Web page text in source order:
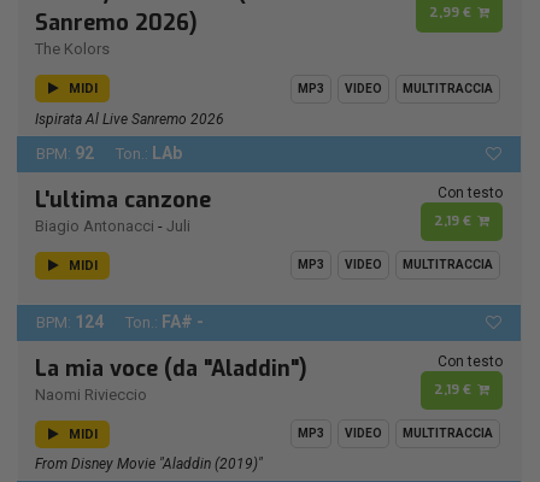
Sanremo 2026)
The Kolors
2,99 €
MIDI MP3 VIDEO MULTITRACCIA
Ispirata Al Live Sanremo 2026
BPM: 92 Ton.: LAb
L'ultima canzone
Biagio Antonacci - Juli
Con testo
2,19 €
MIDI MP3 VIDEO MULTITRACCIA
BPM: 124 Ton.: FA# -
La mia voce (da "Aladdin")
Naomi Rivieccio
Con testo
2,19 €
MIDI MP3 VIDEO MULTITRACCIA
From Disney Movie "Aladdin (2019)"